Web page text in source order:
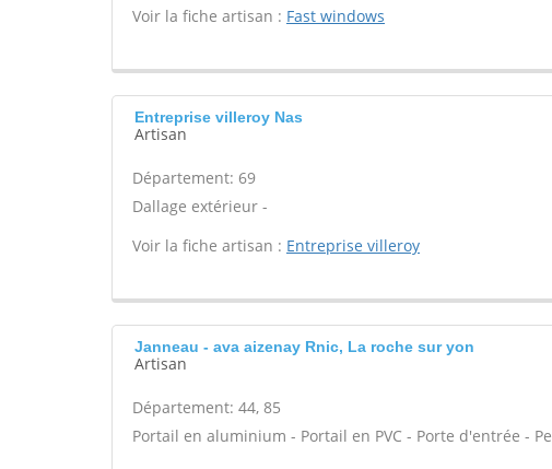
Voir la fiche artisan : Fast windows
Entreprise villeroy Nas
Artisan
Département: 69
Dallage extérieur -
Voir la fiche artisan : Entreprise villeroy
Janneau - ava aizenay Rnic, La roche sur yon
Artisan
Département: 44, 85
Portail en aluminium - Portail en PVC - Porte d'entrée -